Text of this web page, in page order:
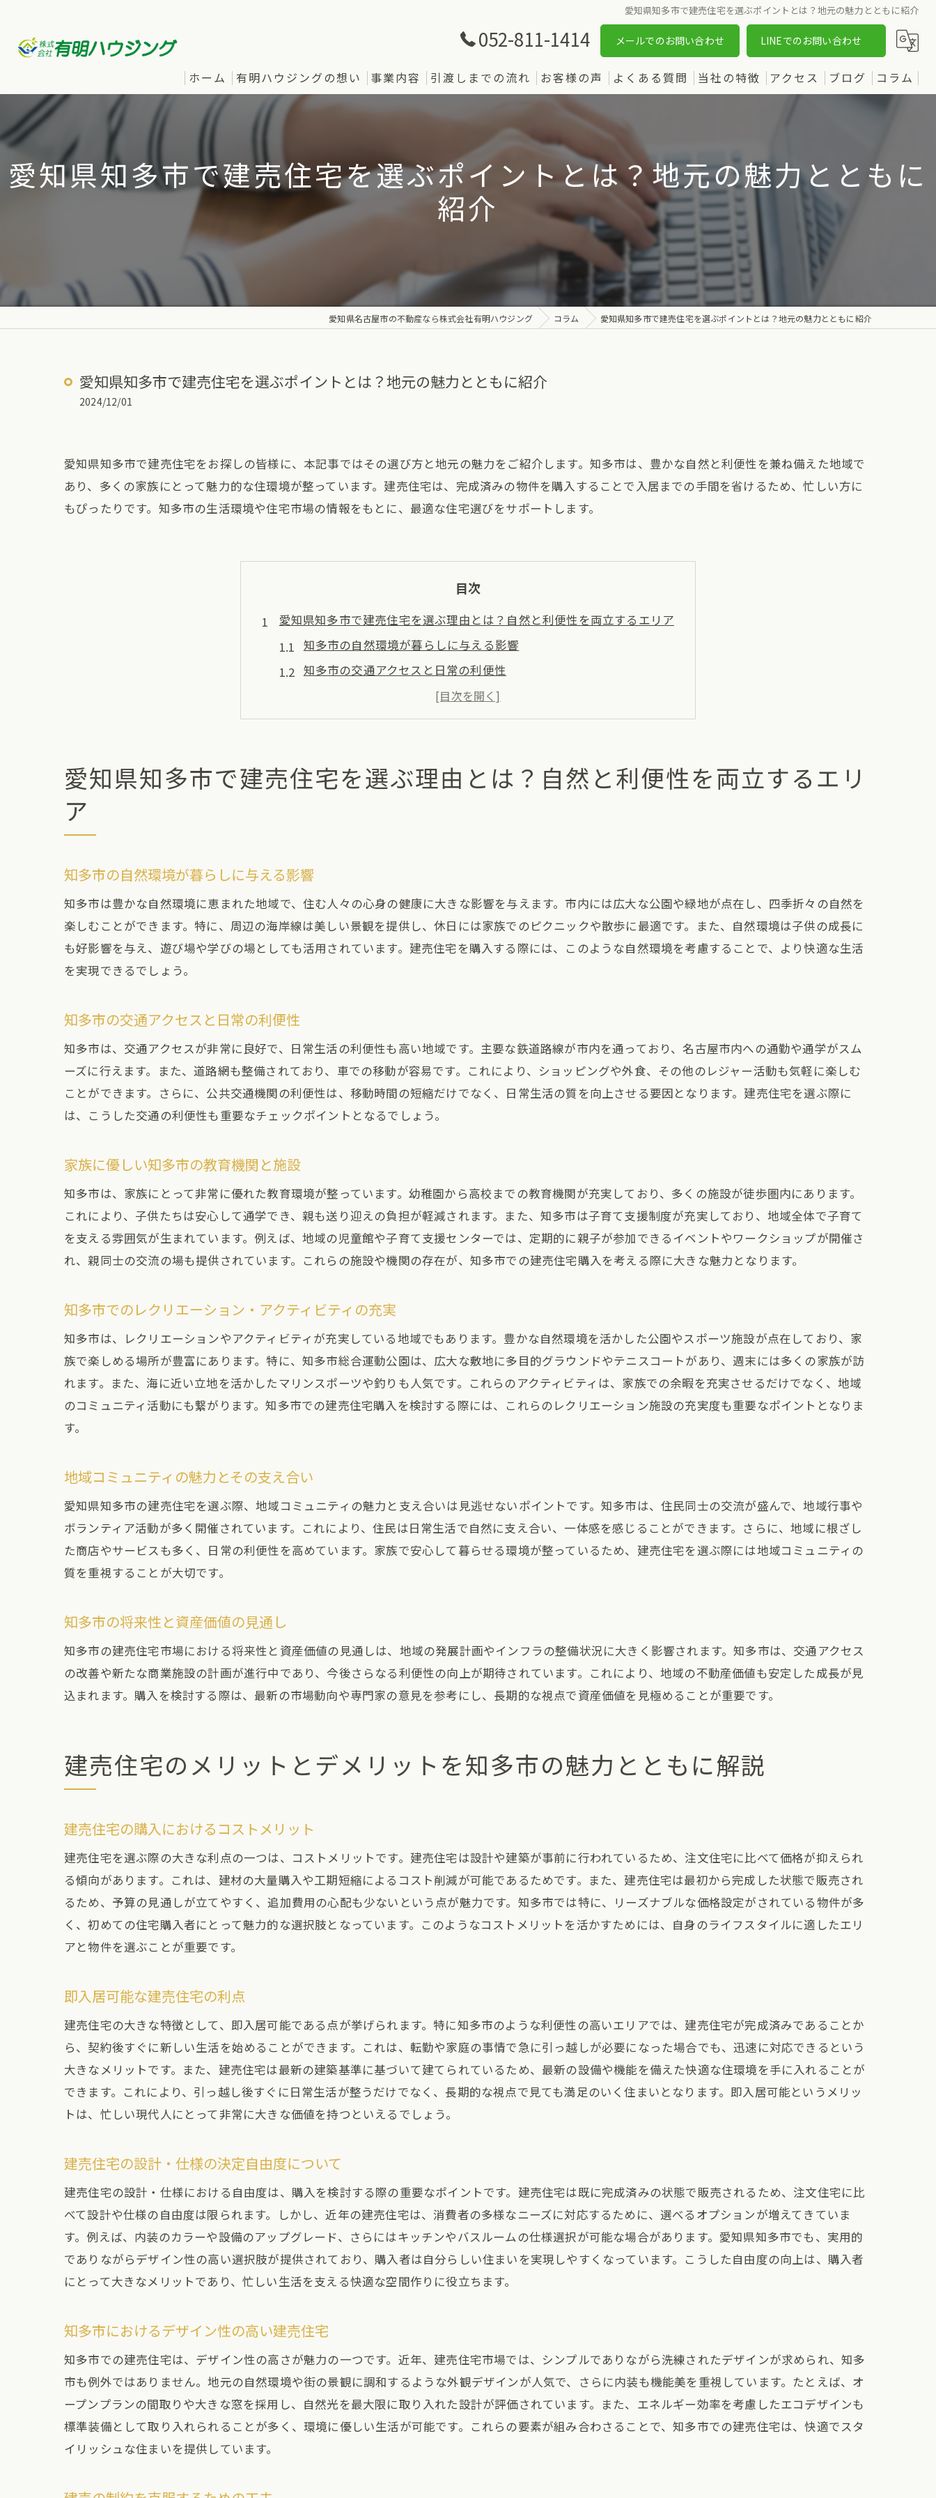
愛知県知多市で建売住宅を選ぶポイントとは？地元の魅力とともに紹介
052-811-1414 メールでのお問い合わせ LINEでのお問い合わせ
ホーム 有明ハウジングの想い 事業内容 引渡しまでの流れ お客様の声 よくある質問 当社の特徴
土地
新築
中古
アクセス ブログ コラム
愛知県知多市で建売住宅を選ぶポイントとは？地元の魅力とともに
紹介
愛知県名古屋市の不動産なら株式会社有明ハウジング コラム 愛知県知多市で建売住宅を選ぶポイントとは？地元の魅力とともに紹介
愛知県知多市で建売住宅を選ぶポイントとは？地元の魅力とともに紹介
2024/12/01
愛知県知多市で建売住宅をお探しの皆様に、本記事ではその選び方と地元の魅力をご紹介します。知多市は、豊かな自然と利便性を兼ね備えた地域で
あり、多くの家族にとって魅力的な住環境が整っています。建売住宅は、完成済みの物件を購入することで入居までの手間を省けるため、忙しい方に
もぴったりです。知多市の生活環境や住宅市場の情報をもとに、最適な住宅選びをサポートします。
目次
愛知県知多市で建売住宅を選ぶ理由とは？自然と利便性を両立するエリア
知多市の自然環境が暮らしに与える影響
知多市の交通アクセスと日常の利便性
家族に優しい知多市の教育機関と施設
知多市でのレクリエーション・アクティビティの充実
知多市の将来性と資産価値の見通し
建売住宅のメリットとデメリットを知多市の魅力とともに解説
建売住宅の設計・仕様の決定自由度について
知多市におけるデザイン性の高い建売住宅
建売の制約を克服するための工夫
知多市の建売住宅市場の競争力
子育てに最適な知多市の住宅エリア特集
安全性を考慮した知多市の住まい選び
予算に合った建売住宅を選ぶためのヒント
プロの意見を活かす知多市での住宅選び
建売住宅ならではの手軽さと安心感
知多市の地区ごとの特色と建売人気のつながり
駅近物件の魅力とその利便性
知多市での建売住宅の長所を活かす暮らし方
知多市の住宅市場を探索建売購入を考える際の重要情報
知多市の住宅市場の現状とトレンド
価格帯から見る知多市の建売市場
人気エリアの傾向とその理由
専門家がすすめる知多市の購入時期
建売住宅を選ぶ前に知っておくべき知多市の地域特性と利点
知多市の気候と住環境の関係
地域住民の生活スタイルとその影響
知多市の将来の発展計画とその展望
愛知県知多市で理想の建売を選ぶための実践的アドバイス
知多市の不動産エージェントを活用するポイント
建売購入時の契約書確認ポイント
購入後のコミュニティ参加方法について
知多市の建売住宅購入ガイド地域の魅力と市場動向をチェック
知多市の新築建売住宅の動向を知る
地元ならではのサポート体制を活用する方法
知多市の不動産価格とその推移
愛知県知多市で建売住宅を選ぶ理由とは？自然と利便性を両立するエリ
ア
知多市の自然環境が暮らしに与える影響
知多市は豊かな自然環境に恵まれた地域で、住む人々の心身の健康に大きな影響を与えます。市内には広大な公園や緑地が点在し、四季折々の自然を
楽しむことができます。特に、周辺の海岸線は美しい景観を提供し、休日には家族でのピクニックや散歩に最適です。また、自然環境は子供の成長に
も好影響を与え、遊び場や学びの場としても活用されています。建売住宅を購入する際には、このような自然環境を考慮することで、より快適な生活
を実現できるでしょう。
知多市の交通アクセスと日常の利便性
知多市は、交通アクセスが非常に良好で、日常生活の利便性も高い地域です。主要な鉄道路線が市内を通っており、名古屋市内への通勤や通学がスム
ーズに行えます。また、道路網も整備されており、車での移動が容易です。これにより、ショッピングや外食、その他のレジャー活動も気軽に楽しむ
ことができます。さらに、公共交通機関の利便性は、移動時間の短縮だけでなく、日常生活の質を向上させる要因となります。建売住宅を選ぶ際に
は、こうした交通の利便性も重要なチェックポイントとなるでしょう。
家族に優しい知多市の教育機関と施設
知多市は、家族にとって非常に優れた教育環境が整っています。幼稚園から高校までの教育機関が充実しており、多くの施設が徒歩圏内にあります。
これにより、子供たちは安心して通学でき、親も送り迎えの負担が軽減されます。また、知多市は子育て支援制度が充実しており、地域全体で子育て
を支える雰囲気が生まれています。例えば、地域の児童館や子育て支援センターでは、定期的に親子が参加できるイベントやワークショップが開催さ
れ、親同士の交流の場も提供されています。これらの施設や機関の存在が、知多市での建売住宅購入を考える際に大きな魅力となります。
知多市でのレクリエーション・アクティビティの充実
知多市は、レクリエーションやアクティビティが充実している地域でもあります。豊かな自然環境を活かした公園やスポーツ施設が点在しており、家
族で楽しめる場所が豊富にあります。特に、知多市総合運動公園は、広大な敷地に多目的グラウンドやテニスコートがあり、週末には多くの家族が訪
れます。また、海に近い立地を活かしたマリンスポーツや釣りも人気です。これらのアクティビティは、家族での余暇を充実させるだけでなく、地域
のコミュニティ活動にも繋がります。知多市での建売住宅購入を検討する際には、これらのレクリエーション施設の充実度も重要なポイントとなりま
す。
地域コミュニティの魅力とその支え合い
愛知県知多市の建売住宅を選ぶ際、地域コミュニティの魅力と支え合いは見逃せないポイントです。知多市は、住民同士の交流が盛んで、地域行事や
ボランティア活動が多く開催されています。これにより、住民は日常生活で自然に支え合い、一体感を感じることができます。さらに、地域に根ざし
た商店やサービスも多く、日常の利便性を高めています。家族で安心して暮らせる環境が整っているため、建売住宅を選ぶ際には地域コミュニティの
質を重視することが大切です。
知多市の将来性と資産価値の見通し
知多市の建売住宅市場における将来性と資産価値の見通しは、地域の発展計画やインフラの整備状況に大きく影響されます。知多市は、交通アクセス
の改善や新たな商業施設の計画が進行中であり、今後さらなる利便性の向上が期待されています。これにより、地域の不動産価値も安定した成長が見
込まれます。購入を検討する際は、最新の市場動向や専門家の意見を参考にし、長期的な視点で資産価値を見極めることが重要です。
建売住宅のメリットとデメリットを知多市の魅力とともに解説
建売住宅の購入におけるコストメリット
建売住宅を選ぶ際の大きな利点の一つは、コストメリットです。建売住宅は設計や建築が事前に行われているため、注文住宅に比べて価格が抑えられ
る傾向があります。これは、建材の大量購入や工期短縮によるコスト削減が可能であるためです。また、建売住宅は最初から完成した状態で販売され
るため、予算の見通しが立てやすく、追加費用の心配も少ないという点が魅力です。知多市では特に、リーズナブルな価格設定がされている物件が多
く、初めての住宅購入者にとって魅力的な選択肢となっています。このようなコストメリットを活かすためには、自身のライフスタイルに適したエリ
アと物件を選ぶことが重要です。
即入居可能な建売住宅の利点
建売住宅の大きな特徴として、即入居可能である点が挙げられます。特に知多市のような利便性の高いエリアでは、建売住宅が完成済みであることか
ら、契約後すぐに新しい生活を始めることができます。これは、転勤や家庭の事情で急に引っ越しが必要になった場合でも、迅速に対応できるという
大きなメリットです。また、建売住宅は最新の建築基準に基づいて建てられているため、最新の設備や機能を備えた快適な住環境を手に入れることが
できます。これにより、引っ越し後すぐに日常生活が整うだけでなく、長期的な視点で見ても満足のいく住まいとなります。即入居可能というメリッ
トは、忙しい現代人にとって非常に大きな価値を持つといえるでしょう。
建売住宅の設計・仕様の決定自由度について
建売住宅の設計・仕様における自由度は、購入を検討する際の重要なポイントです。建売住宅は既に完成済みの状態で販売されるため、注文住宅に比
べて設計や仕様の自由度は限られます。しかし、近年の建売住宅は、消費者の多様なニーズに対応するために、選べるオプションが増えてきていま
す。例えば、内装のカラーや設備のアップグレード、さらにはキッチンやバスルームの仕様選択が可能な場合があります。愛知県知多市でも、実用的
でありながらデザイン性の高い選択肢が提供されており、購入者は自分らしい住まいを実現しやすくなっています。こうした自由度の向上は、購入者
にとって大きなメリットであり、忙しい生活を支える快適な空間作りに役立ちます。
知多市におけるデザイン性の高い建売住宅
知多市での建売住宅は、デザイン性の高さが魅力の一つです。近年、建売住宅市場では、シンプルでありながら洗練されたデザインが求められ、知多
市も例外ではありません。地元の自然環境や街の景観に調和するような外観デザインが人気で、さらに内装も機能美を重視しています。たとえば、オ
ープンプランの間取りや大きな窓を採用し、自然光を最大限に取り入れた設計が評価されています。また、エネルギー効率を考慮したエコデザインも
標準装備として取り入れられることが多く、環境に優しい生活が可能です。これらの要素が組み合わさることで、知多市での建売住宅は、快適でスタ
イリッシュな住まいを提供しています。